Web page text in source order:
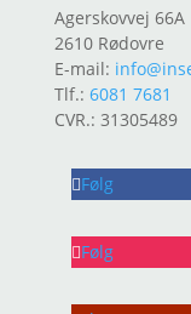
Agerskovvej 66A
2610 Rødovre
E-mail:
Tlf.: 6081 7681
CVR.: 31305489
Følg
Følg